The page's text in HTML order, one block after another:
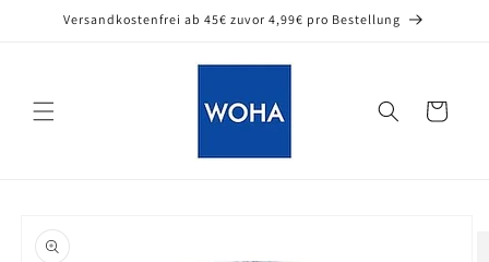
Versandkostenfrei ab 45€ zuvor 4,99€ pro Bestellung
Warenkorb